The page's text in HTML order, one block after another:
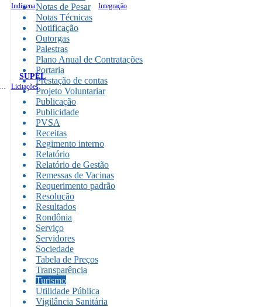
Indígena Integração
SUPEL
Licitações
Notas de Pesar
Notas Técnicas
Notificação
Outorgas
Palestras
Plano Anual de Contratações
Portaria
Prestação de contas
Projeto Voluntariar
Publicação
Publicidade
PVSA
Receitas
Regimento interno
Relatório
Relatório de Gestão
Remessas de Vacinas
Requerimento padrão
Resolução
Resultados
Rondônia
Serviço
Servidores
Sociedade
Tabela de Preços
Transparência
Turismo
Utilidade Pública
Vigilância Sanitária